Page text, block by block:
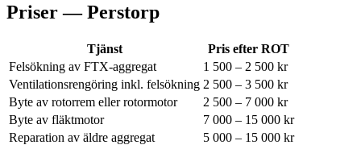
Priser —Perstorp
Tjänst
Pris efter ROT
Felsökning av FTX-aggregat
1 500 – 2 500 kr
Ventilationsrengöring inkl. felsökning 2 500 – 3 500 kr
Byte av rotorrem eller rotormotor
2 500 – 7 000 kr
Byte av fläktmotor
7 000 – 15 000 kr
Reparation av äldre aggregat
5 000 – 15 000 kr